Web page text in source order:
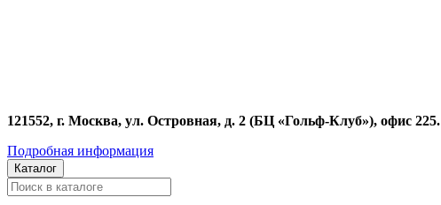
121552, г. Москва, ул. Островная, д. 2 (БЦ «Гольф-Клуб»), офис 225.
Подробная информация
Каталог